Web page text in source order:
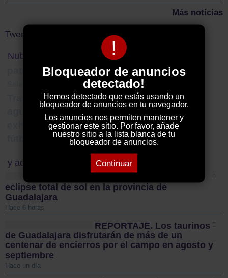
!
Bloqueador de anuncios
detectado!
Hemos detectado que estás usando un
bloqueador de anuncios en tu navegador.
Los anuncios nos permiten mantener y
gestionar este sitio. Por favor, añade
nuestro sitio a la lista blanca de tu
bloqueador de anuncios.
Continuar
Más noticias
Tweets by ElDecanodeGuad1
Nube de Tags
patrimonio fotografía page buendía
carreteras
Trasvase Tajo-Segura Atlético de Madrid B
poder
exhibiciones Patricia Franco Transporte
y además...
eclipse total de sol en la provincia de
Guadalajara
Hace 6 horas
REPORTAJE. Los taurinos
de Guadalajara disfrutarán de más de un
centenar de encierros por el campo en agosto y
septiembre
Hace un día